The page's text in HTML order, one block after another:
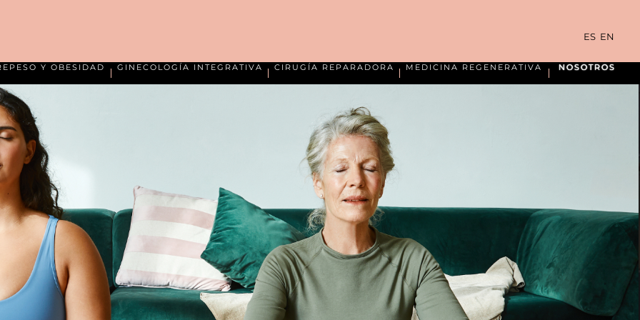
ES EN
Y OBESIDAD GINECOLOGÍA INTEGRATIVA CIRUGÍA REPARADORA MEDICINA REGENERATIVA NOSOTROS